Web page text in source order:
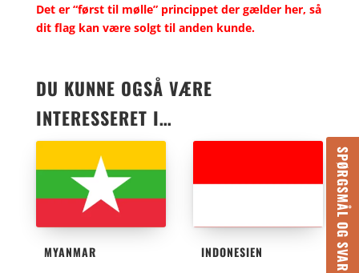
SPØRGSMÅL OG SVAR
Det er “først til mølle” princippet der gælder her, så
dit flag kan være solgt til anden kunde.
DU KUNNE OGSÅ VÆRE
INTERESSERET I…
MYANMAR INDONESIEN